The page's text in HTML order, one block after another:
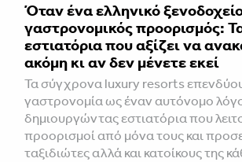
Όταν ένα ελληνικό
γαστρονομικός προορισμός:
εστιατόρια που αξίζει να
ακόμη κι αν δεν μένετε εκεί
Τα σύγχρονα luxury resorts
γαστρονομία ως έναν αυτόνομο
δημιουργώντας εστιατόρια που
προορισμοί από μόνα τους και
ταξιδιώτες αλλά και κατοίκους της